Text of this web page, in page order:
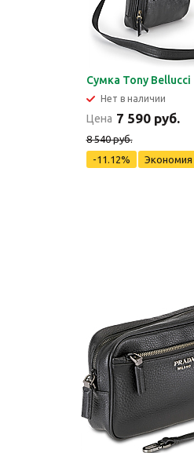
Сумка Tony Bellucci
Нет в наличии
Цена 7 590 руб.
8 540 руб.
-11.12%
Экономия